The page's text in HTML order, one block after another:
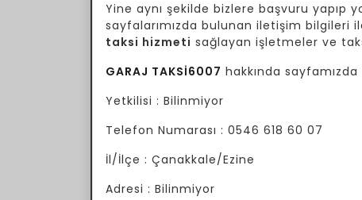
Yine aynı şekilde bizlere başvuru yapıp
sayfalarımızda bulunan iletişim bilgileri
taksi hizmeti sağlayan işletmeler ve
GARAJ TAKSİ6007 hakkında
Yetkilisi : Bilinmiyor
Telefon Numarası : 0546 618 60 07
İl/İlçe : Çanakkale/Ezine
Adresi : Bilinmiyor